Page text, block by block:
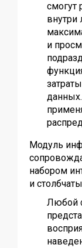
смогут
внутри
и
Модуль
набором
и
Любой